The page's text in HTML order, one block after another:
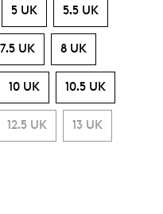
5 UK 5.5 UK
7.5 UK 8 UK
10 UK 10.5 UK
12.5 UK 13 UK